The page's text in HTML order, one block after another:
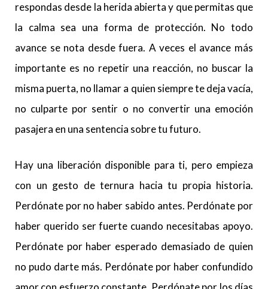
respondas desde la herida abierta y que permitas que
la calma sea una forma de protección. No todo
avance se nota desde fuera. A veces el avance más
importante es no repetir una reacción, no buscar la
misma puerta, no llamar a quien siempre te deja vacía,
no culparte por sentir o no convertir una emoción
pasajera en una sentencia sobre tu futuro.
Hay una liberación disponible para ti, pero empieza
con un gesto de ternura hacia tu propia historia.
Perdónate por no haber sabido antes. Perdónate por
haber querido ser fuerte cuando necesitabas apoyo.
Perdónate por haber esperado demasiado de quien
no pudo darte más. Perdónate por haber confundido